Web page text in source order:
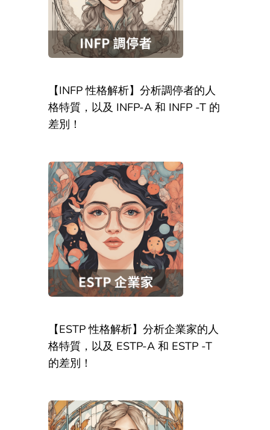
【INFP 性格解析】分析調停者的人
格特質，以及 INFP-A 和 INFP -T 的
差別！
【ESTP 性格解析】分析企業家的人
格特質，以及 ESTP-A 和 ESTP -T
的差別！